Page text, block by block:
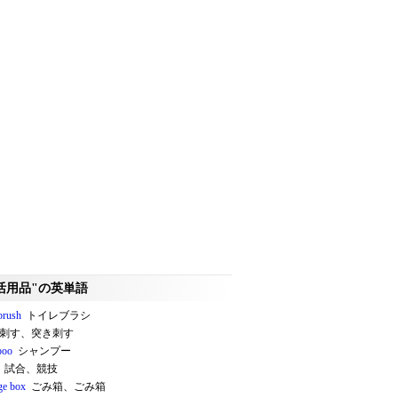
用品"の英単語
トイレブラシ
刺す、突き刺す
シャンプー
試合、競技
box ごみ箱、ごみ箱